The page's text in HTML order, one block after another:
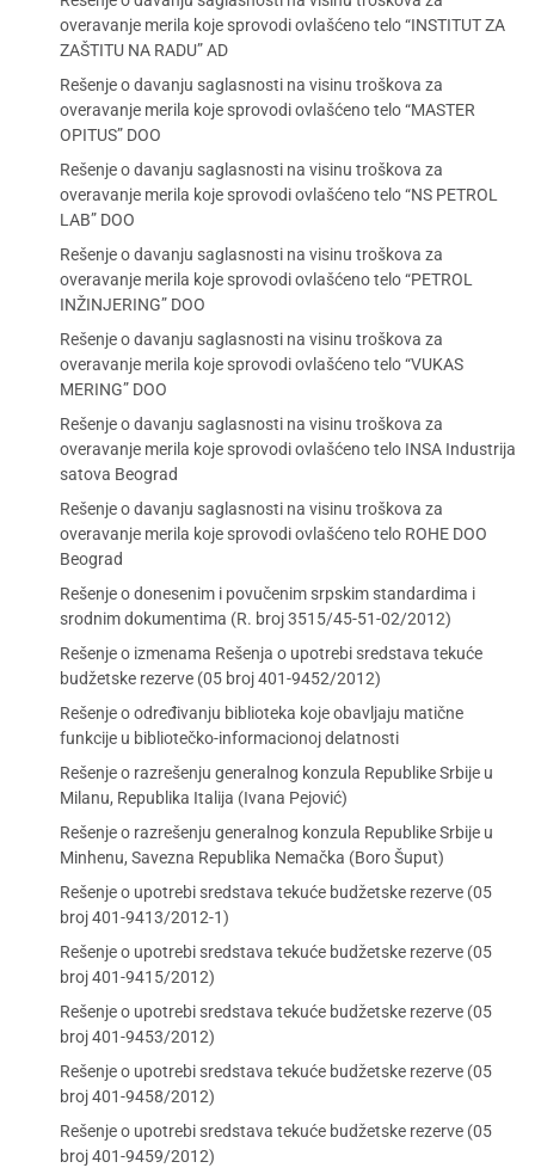
overavanje merila koje sprovodi ovlašćeno telo “INSTITUT ZA
ZAŠTITU NA RADU” AD
Rešenje o davanju saglasnosti na visinu troškova za
overavanje merila koje sprovodi ovlašćeno telo “MASTER
OPITUS” DOO
Rešenje o davanju saglasnosti na visinu troškova za
overavanje merila koje sprovodi ovlašćeno telo “NS PETROL
LAB” DOO
Rešenje o davanju saglasnosti na visinu troškova za
overavanje merila koje sprovodi ovlašćeno telo “PETROL
INŽINJERING” DOO
Rešenje o davanju saglasnosti na visinu troškova za
overavanje merila koje sprovodi ovlašćeno telo “VUKAS
MERING” DOO
Rešenje o davanju saglasnosti na visinu troškova za
overavanje merila koje sprovodi ovlašćeno telo INSA Industrija
satova Beograd
Rešenje o davanju saglasnosti na visinu troškova za
overavanje merila koje sprovodi ovlašćeno telo ROHE DOO
Beograd
Rešenje o donesenim i povučenim srpskim standardima i
srodnim dokumentima (R. broj 3515/45-51-02/2012)
Rešenje o izmenama Rešenja o upotrebi sredstava tekuće
budžetske rezerve (05 broj 401-9452/2012)
Rešenje o određivanju biblioteka koje obavljaju matične
funkcije u bibliotečko-informacionoj delatnosti
Rešenje o razrešenju generalnog konzula Republike Srbije u
Milanu, Republika Italija (Ivana Pejović)
Rešenje o razrešenju generalnog konzula Republike Srbije u
Minhenu, Savezna Republika Nemačka (Boro Šuput)
Rešenje o upotrebi sredstava tekuće budžetske rezerve (05
broj 401-9413/2012-1)
Rešenje o upotrebi sredstava tekuće budžetske rezerve (05
broj 401-9415/2012)
Rešenje o upotrebi sredstava tekuće budžetske rezerve (05
broj 401-9453/2012)
Rešenje o upotrebi sredstava tekuće budžetske rezerve (05
broj 401-9458/2012)
Rešenje o upotrebi sredstava tekuće budžetske rezerve (05
broj 401-9459/2012)